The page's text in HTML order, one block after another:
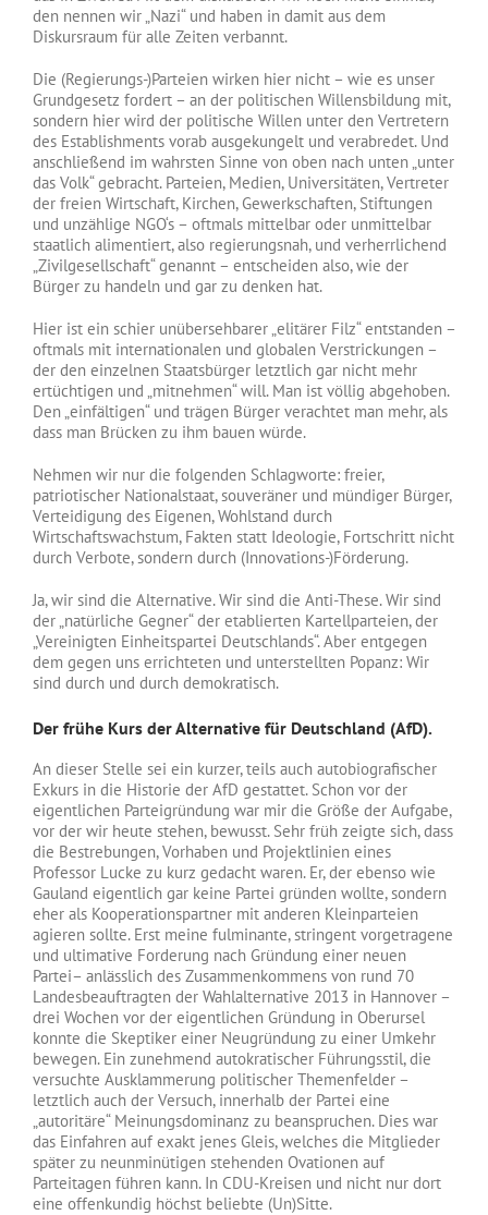
den nennen wir „Nazi“ und haben in damit aus dem
Diskursraum für alle Zeiten verbannt.
Die (Regierungs-)Parteien wirken hier nicht – wie es unser
Grundgesetz fordert – an der politischen Willensbildung mit,
sondern hier wird der politische Willen unter den Vertretern
des Establishments vorab ausgekungelt und verabredet. Und
anschließend im wahrsten Sinne von oben nach unten „unter
das Volk“ gebracht. Parteien, Medien, Universitäten, Vertreter
der freien Wirtschaft, Kirchen, Gewerkschaften, Stiftungen
und unzählige NGO‘s – oftmals mittelbar oder unmittelbar
staatlich alimentiert, also regierungsnah, und verherrlichend
„Zivilgesellschaft“ genannt – entscheiden also, wie der
Bürger zu handeln und gar zu denken hat.
Hier ist ein schier unübersehbarer „elitärer Filz“ entstanden –
oftmals mit internationalen und globalen Verstrickungen –
der den einzelnen Staatsbürger letztlich gar nicht mehr
ertüchtigen und „mitnehmen“ will. Man ist völlig abgehoben.
Den „einfältigen“ und trägen Bürger verachtet man mehr, als
dass man Brücken zu ihm bauen würde.
Nehmen wir nur die folgenden Schlagworte: freier,
patriotischer Nationalstaat, souveräner und mündiger Bürger,
Verteidigung des Eigenen, Wohlstand durch
Wirtschaftswachstum, Fakten statt Ideologie, Fortschritt nicht
durch Verbote, sondern durch (Innovations-)Förderung.
Ja, wir sind die Alternative. Wir sind die Anti-These. Wir sind
der „natürliche Gegner“ der etablierten Kartellparteien, der
„Vereinigten Einheitspartei Deutschlands“. Aber entgegen
dem gegen uns errichteten und unterstellten Popanz: Wir
sind durch und durch demokratisch.
Der frühe Kurs der Alternative für Deutschland (AfD).
An dieser Stelle sei ein kurzer, teils auch autobiografischer
Exkurs in die Historie der AfD gestattet. Schon vor der
eigentlichen Parteigründung war mir die Größe der Aufgabe,
vor der wir heute stehen, bewusst. Sehr früh zeigte sich, dass
die Bestrebungen, Vorhaben und Projektlinien eines
Professor Lucke zu kurz gedacht waren. Er, der ebenso wie
Gauland eigentlich gar keine Partei gründen wollte, sondern
eher als Kooperationspartner mit anderen Kleinparteien
agieren sollte. Erst meine fulminante, stringent vorgetragene
und ultimative Forderung nach Gründung einer neuen
Partei– anlässlich des Zusammenkommens von rund 70
Landesbeauftragten der Wahlalternative 2013 in Hannover –
drei Wochen vor der eigentlichen Gründung in Oberursel
konnte die Skeptiker einer Neugründung zu einer Umkehr
bewegen. Ein zunehmend autokratischer Führungsstil, die
versuchte Ausklammerung politischer Themenfelder –
letztlich auch der Versuch, innerhalb der Partei eine
„autoritäre“ Meinungsdominanz zu beanspruchen. Dies war
das Einfahren auf exakt jenes Gleis, welches die Mitglieder
später zu neunminütigen stehenden Ovationen auf
Parteitagen führen kann. In CDU-Kreisen und nicht nur dort
eine offenkundig höchst beliebte (Un)Sitte.